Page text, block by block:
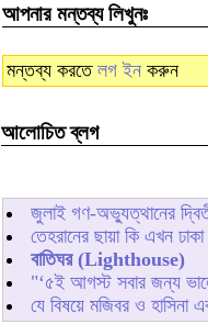
আপনার মন্তব্য লিখুনঃ
মন্তব্য করতে লগ ইন করুন
আলোচিত ব্লগ
জুলাই গণ-অভ্যুত্থানের
তেহরানের ছায়া কি এখন ঢাকা
বাতিঘর (Lighthouse)
"‘৫ই আগস্ট সবার জন্য
যে বিষয়ে মজিবর ও হাসিনা